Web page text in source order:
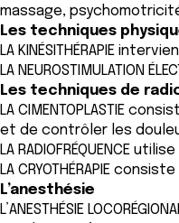
massage,
Les techniques
LA KINÉSITHÉRAPIE
LA
Les techniques de
LA CIMENTOPLASTIE
et de contrôler les
LA RADIOFRÉQUENCE
LA CRYOTHÉRAPIE
L’anesthésie
L’ANESTHÉSIE